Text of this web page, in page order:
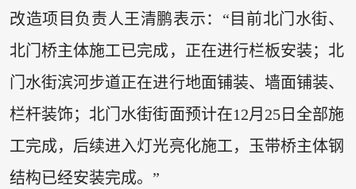
改造项目负责人王清鹏表示：“目前北门水街、
北门桥主体施工已完成，正在进行栏板安装；北
门水街滨河步道正在进行地面铺装、墙面铺装、
栏杆装饰；北门水街街面预计在12月25日全部施
工完成，后续进入灯光亮化施工，玉带桥主体钢
结构已经安装完成。”